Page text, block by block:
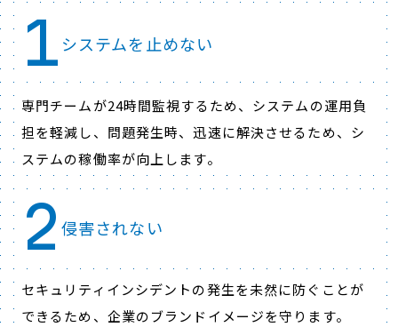
1 システムを止めない
専門チームが24時間監視するため、システムの運用負
担を軽減し、問題発生時、迅速に解決させるため、シ
ステムの稼働率が向上します。
2 侵害されない
セキュリティインシデントの発生を未然に防ぐことが
できるため、企業のブランドイメージを守ります。